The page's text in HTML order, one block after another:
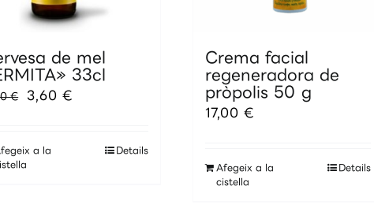
de mel
33cl
€
El
4,00 €.
3,60€El
3,60 €.
a la
Details
Crema facial
regeneradora de
pròpolis 50 g
17,00 €
Afegeix a la
cistella
Details